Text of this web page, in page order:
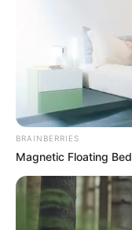
BRAINBERRIES
Magnetic Floating